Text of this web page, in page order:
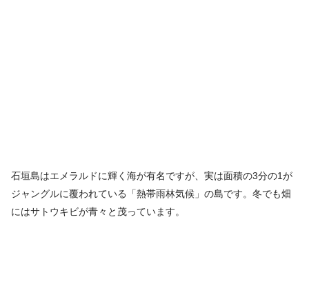
石垣島はエメラルドに輝く海が有名ですが、実は面積の3分の1が
ジャングルに覆われている「熱帯雨林気候」の島です。冬でも畑
にはサトウキビが青々と茂っています。